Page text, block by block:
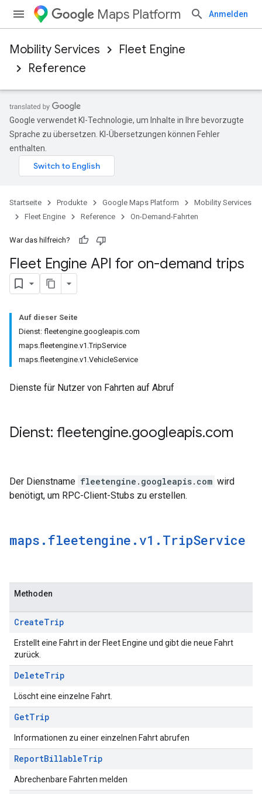
Maps Platform Anmelden
Mobility Services
Fleet Engine
Reference
Google verwendet KI-Technologie, um Inhalte in Ihre bevorzugte
Sprache zu übersetzen. KI-Übersetzungen können Fehler
enthalten.
Startseite Produkte Google Maps Platform
Mobility Services
Fleet Engine
Reference On-Demand-Fahrten
War das hilfreich?
Fleet Engine API for on-demand trips
Auf dieser Seite
Dienst: fleetengine.googleapis.com
maps.fleetengine.v1.TripService
maps.fleetengine.v1.VehicleService
Dienste für Nutzer von Fahrten auf Abruf
Dienst: fleetengine.googleapis.com
Der Dienstname fleetengine.googleapis.com wird
benötigt, um RPC-Client-Stubs zu erstellen.
maps . fleetengine . v1 . TripService
Methoden
CreateTrip
Erstellt eine Fahrt in der Fleet Engine und gibt die neue Fahrt
zurück.
DeleteTrip
Löscht eine einzelne Fahrt.
GetTrip
Informationen zu einer einzelnen Fahrt abrufen
ReportBillableTrip
Abrechenbare Fahrten melden